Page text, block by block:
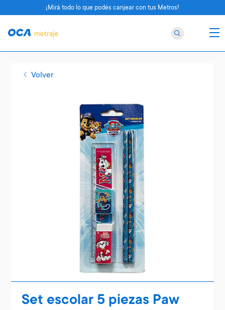
Volver
Set escolar 5 piezas Paw
¡Mirá todo lo que podés canjear con tus Metros!